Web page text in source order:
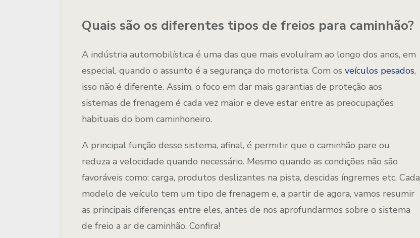
Quais são os diferentes tipos de freios para caminhão?
A indústria automobilística é uma das que mais evoluíram ao longo dos anos, em
especial, quando o assunto é a segurança do motorista. Com os veículos pesados,
isso não é diferente. Assim, o foco em dar mais garantias de proteção aos
sistemas de frenagem é cada vez maior e deve estar entre as preocupações
habituais do bom caminhoneiro.
A principal função desse sistema, afinal, é permitir que o caminhão pare ou
reduza a velocidade quando necessário. Mesmo quando as condições não são
favoráveis como: carga, produtos deslizantes na pista, descidas íngremes etc. Cada
modelo de veículo tem um tipo de frenagem e, a partir de agora, vamos resumir
as principais diferenças entre eles, antes de nos aprofundarmos sobre o sistema
de freio a ar de caminhão. Confira!